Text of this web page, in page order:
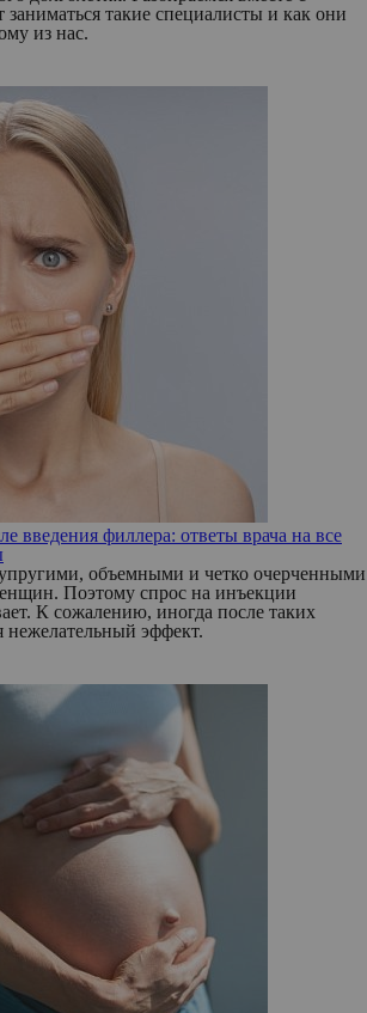
заниматься такие специалисты и как они
из нас.
введения филлера: ответы врача на все
объемными и четко очерченными
Поэтому спрос на инъекции
К сожалению, иногда после таких
нежелательный эффект.